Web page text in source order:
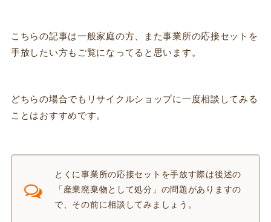
こちらの記事は一般家庭の方、また事業所の応接セットを
手放したい方もご覧になってると思います。
どちらの場合でもリサイクルショップに一度相談してみる
ことはおすすめです。
とくに事業所の応接セットを手放す際は後述の
「産業廃棄物として処分」の問題がありますの
で、その前に相談してみましょう。